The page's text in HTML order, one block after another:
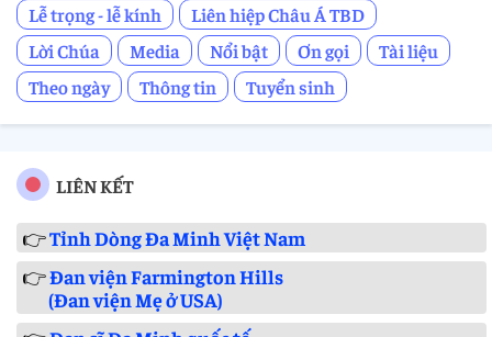
Lễ trọng - lễ kính
Liên hiệp Châu Á TBD
Lời Chúa
Media Nổi bật Ơn gọi
Tài liệu
Theo ngày
Thông tin Tuyển sinh
LIÊN KẾT
👉Tỉnh Dòng Đa Minh Việt Nam
👉Đan viện Farmington Hills
(Đan viện Mẹ ở USA)